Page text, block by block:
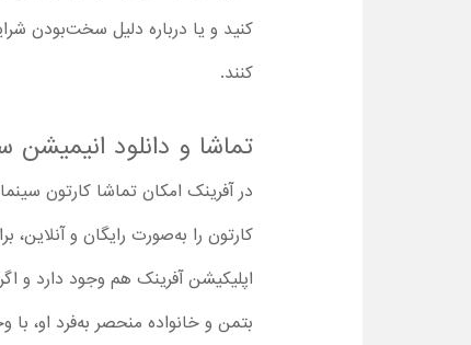
کنید و یا درباره دلیل سخت‌بودن
کنند.
تماشا و دانلود
کارتون را به‌صورت رایگان و
اپلیکیشن آفرینک هم وجود دارد و
بتمن و خانواده منحصر به‌فرد او،